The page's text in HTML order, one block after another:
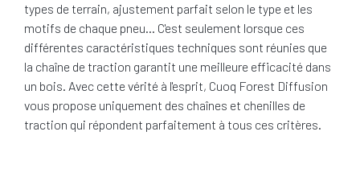
types de terrain, ajustement parfait selon le type et les
motifs de chaque pneu… C'est seulement lorsque ces
différentes caractéristiques techniques sont réunies que
la chaîne de traction garantit une meilleure efficacité dans
un bois. Avec cette vérité à l'esprit, Cuoq Forest Diffusion
vous propose uniquement des chaînes et chenilles de
traction qui répondent parfaitement à tous ces critères.